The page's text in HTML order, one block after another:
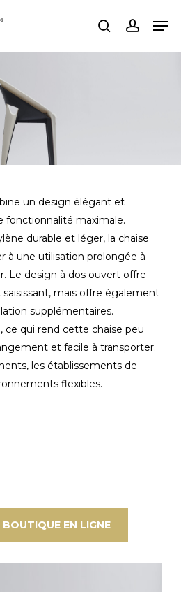
recherchecompte
un design élégant et
fonctionnalité maximale.
durable et léger, la chaise
à une utilisation prolongée à
Le design à dos ouvert offre
mais offre également
supplémentaires.
ce qui rend cette chaise peu
et facile à transporter.
les établissements de
flexibles.
EN LIGNE